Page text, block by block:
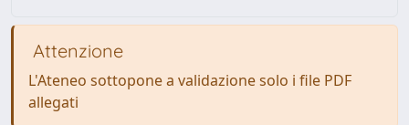
Attenzione
L'Ateneo sottopone a validazione solo i file PDF
allegati